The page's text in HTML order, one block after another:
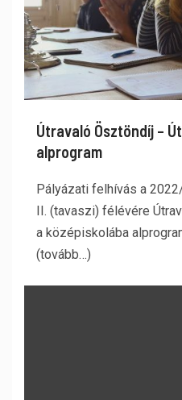
Útravaló Ösztöndíj –
alprogram
Pályázati felhívás a
II. (tavaszi) félévére
a középiskolába
(tovább…)